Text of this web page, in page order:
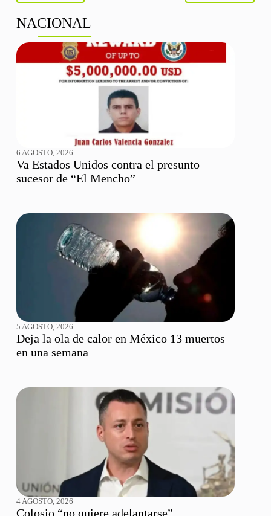
NACIONAL
6 AGOSTO, 2026
Va Estados Unidos contra el presunto
sucesor de “El Mencho”
5 AGOSTO, 2026
Deja la ola de calor en México 13 muertos
en una semana
4 AGOSTO, 2026
Colosio “no quiere adelantarse”